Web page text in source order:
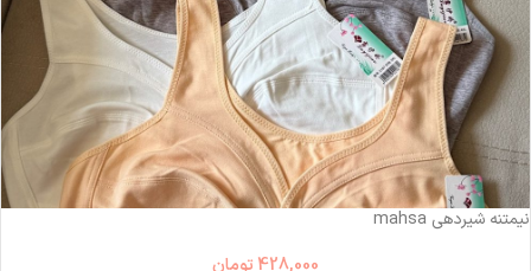
نیمتنه شیردهی mahsa
428,000 تومان